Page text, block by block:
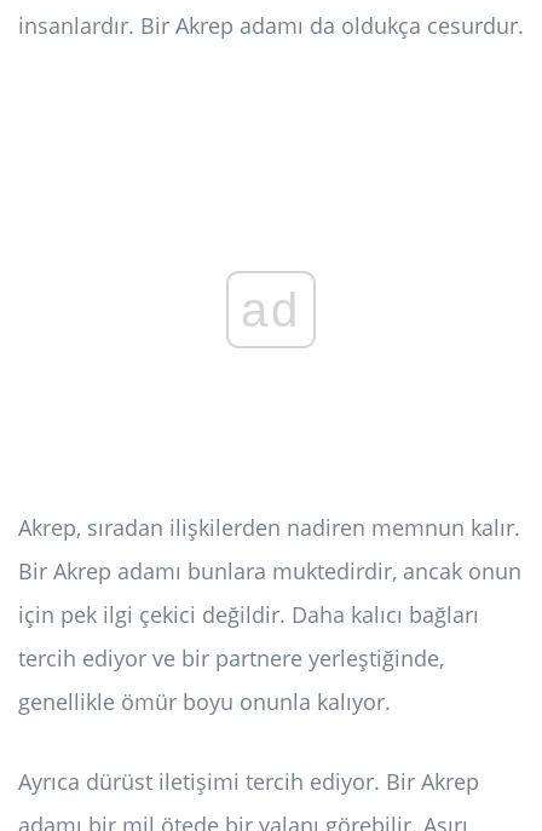
insanlardır. Bir Akrep adamı da oldukça cesurdur.
ad
Akrep, sıradan ilişkilerden nadiren memnun kalır.
Bir Akrep adamı bunlara muktedirdir, ancak onun
için pek ilgi çekici değildir. Daha kalıcı bağları
tercih ediyor ve bir partnere yerleştiğinde,
genellikle ömür boyu onunla kalıyor.
Ayrıca dürüst iletişimi tercih ediyor. Bir Akrep
adamı bir mil ötede bir yalanı görebilir. Aşırı